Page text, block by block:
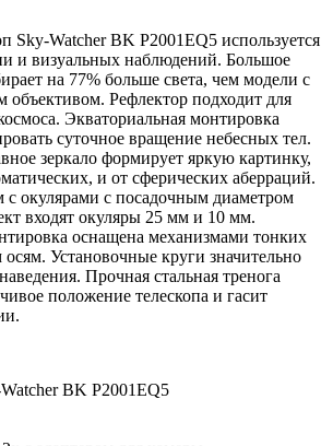
Sky-Watcher BK P2001EQ5 используется
и визуальных наблюдений. Большое
на 77% больше света, чем модели с
Рефлектор подходит для
Экваториальная монтировка
суточное вращение небесных тел.
зеркало формирует яркую картинку,
и от сферических аберраций.
с окулярами с посадочным диаметром
входят окуляры 25 мм и 10 мм.
оснащена механизмами тонких
Установочные круги значительно
Прочная стальная тренога
положение телескопа и гасит
BK P2001EQ5